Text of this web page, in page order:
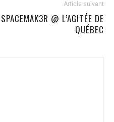
Article suivant
SPACEMAK3R @ L’AGITÉE DE
QUÉBEC